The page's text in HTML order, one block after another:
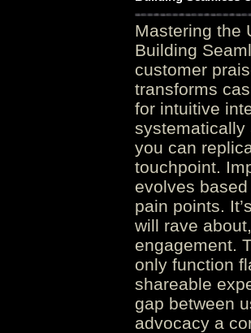
Mastering the
Building
customer
transforms
for intuitive
systematically
you can
touchpoint.
evolves
pain points.
will rave
engagement.
only function
shareable
gap between
advocacy a